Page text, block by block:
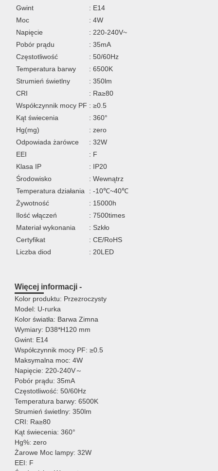
Gwint
: E14
Moc
: 4W
Napięcie
: 220-240V~
Pobór prądu
: 35mA
Częstotliwość
: 50/60Hz
Temperatura barwy
: 6500K
Strumień świetlny
: 350lm
CRI
: Ra≥80
Współczynnik mocy PF : ≥0.5
Kąt świecenia
: 360°
Hg(mg)
: zero
Odpowiada żarówce
: 32W
EEI
: F
Klasa IP
: IP20
Środowisko
: Wewnątrz
Temperatura działania
: -10℃~40℃
Żywotność
: 15000h
Ilość włączeń
: 7500times
Materiał wykonania
: Szkło
Certyfikat
: CE/RoHS
Liczba diod
: 20LED
Więcej informacji -
Kolor produktu: Przezroczysty
Model: U-rurka
Kolor światła: Barwa Zimna
Wymiary: D38*H120 mm
Gwint: E14
Współczynnik mocy PF: ≥0.5
Maksymalna moc: 4W
Napięcie: 220-240V～
Pobór prądu: 35mA
Częstotliwość: 50/60Hz
Temperatura barwy: 6500K
Strumień świetlny: 350lm
CRI: Ra≥80
Kąt świecenia: 360°
Hg%: zero
Żarowe Moc lampy: 32W
EEI: F